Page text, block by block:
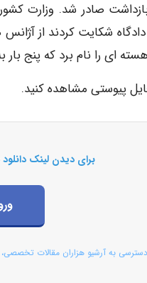
دادگاه شکایت کردند از
ای را نام برد که پنج بار
پیوستی مشاهده کنید.
برای دیدن لینک
دسترسی به آرشیو هزاران مقالات